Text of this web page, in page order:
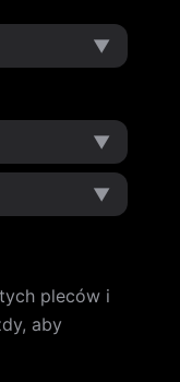
▼
▼
▼
pleców i
aby